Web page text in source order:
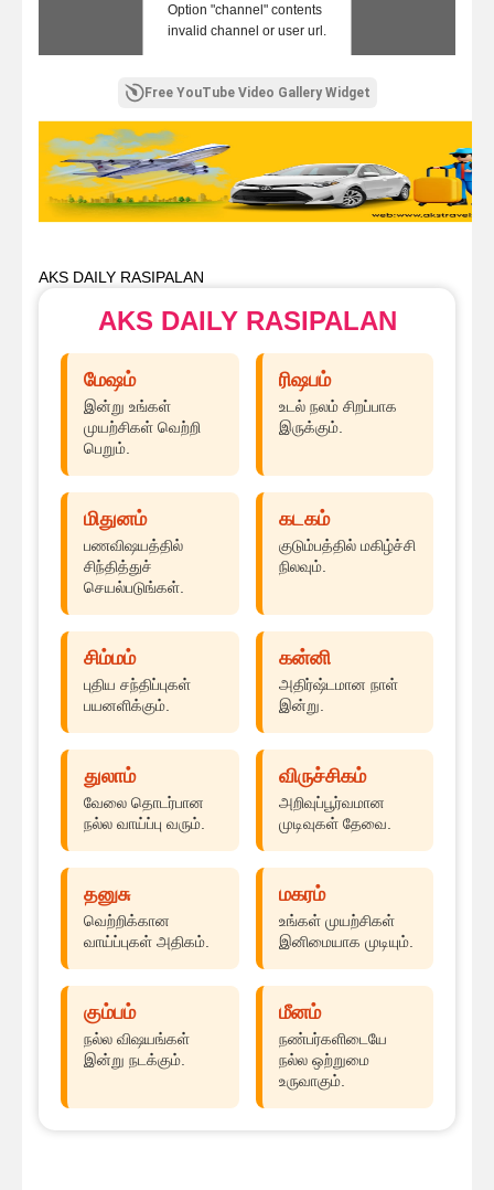
Option "channel" contents
invalid channel or user url.
Free YouTube Video Gallery Widget
AKS DAILY RASIPALAN
AKS DAILY RASIPALAN
மேஷம்
இன்று உங்கள்
முயற்சிகள் வெற்றி
பெறும்.
ரிஷபம்
உடல் நலம் சிறப்பாக
இருக்கும்.
மிதுனம்
பணவிஷயத்தில்
சிந்தித்துச்
செயல்படுங்கள்.
கடகம்
குடும்பத்தில் மகிழ்ச்சி
நிலவும்.
சிம்மம்
புதிய சந்திப்புகள்
பயனளிக்கும்.
கன்னி
அதிர்ஷ்டமான நாள்
இன்று.
துலாம்
வேலை தொடர்பான
நல்ல வாய்ப்பு வரும்.
விருச்சிகம்
அறிவுப்பூர்வமான
முடிவுகள் தேவை.
தனுசு
வெற்றிக்கான
வாய்ப்புகள் அதிகம்.
மகரம்
உங்கள் முயற்சிகள்
இனிமையாக முடியும்.
கும்பம்
நல்ல விஷயங்கள்
இன்று நடக்கும்.
மீனம்
நண்பர்களிடையே
நல்ல ஒற்றுமை
உருவாகும்.